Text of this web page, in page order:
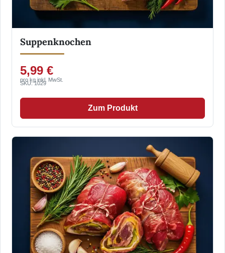
Suppenknochen
5,99 €
pro kg inkl. MwSt.
SKU: 1029
Zum Produkt